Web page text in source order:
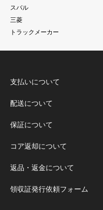
スバル
三菱
トラックメーカー
支払いについて
配送について
保証について
コア返却について
返品・返金について
領収証発行依頼フォーム